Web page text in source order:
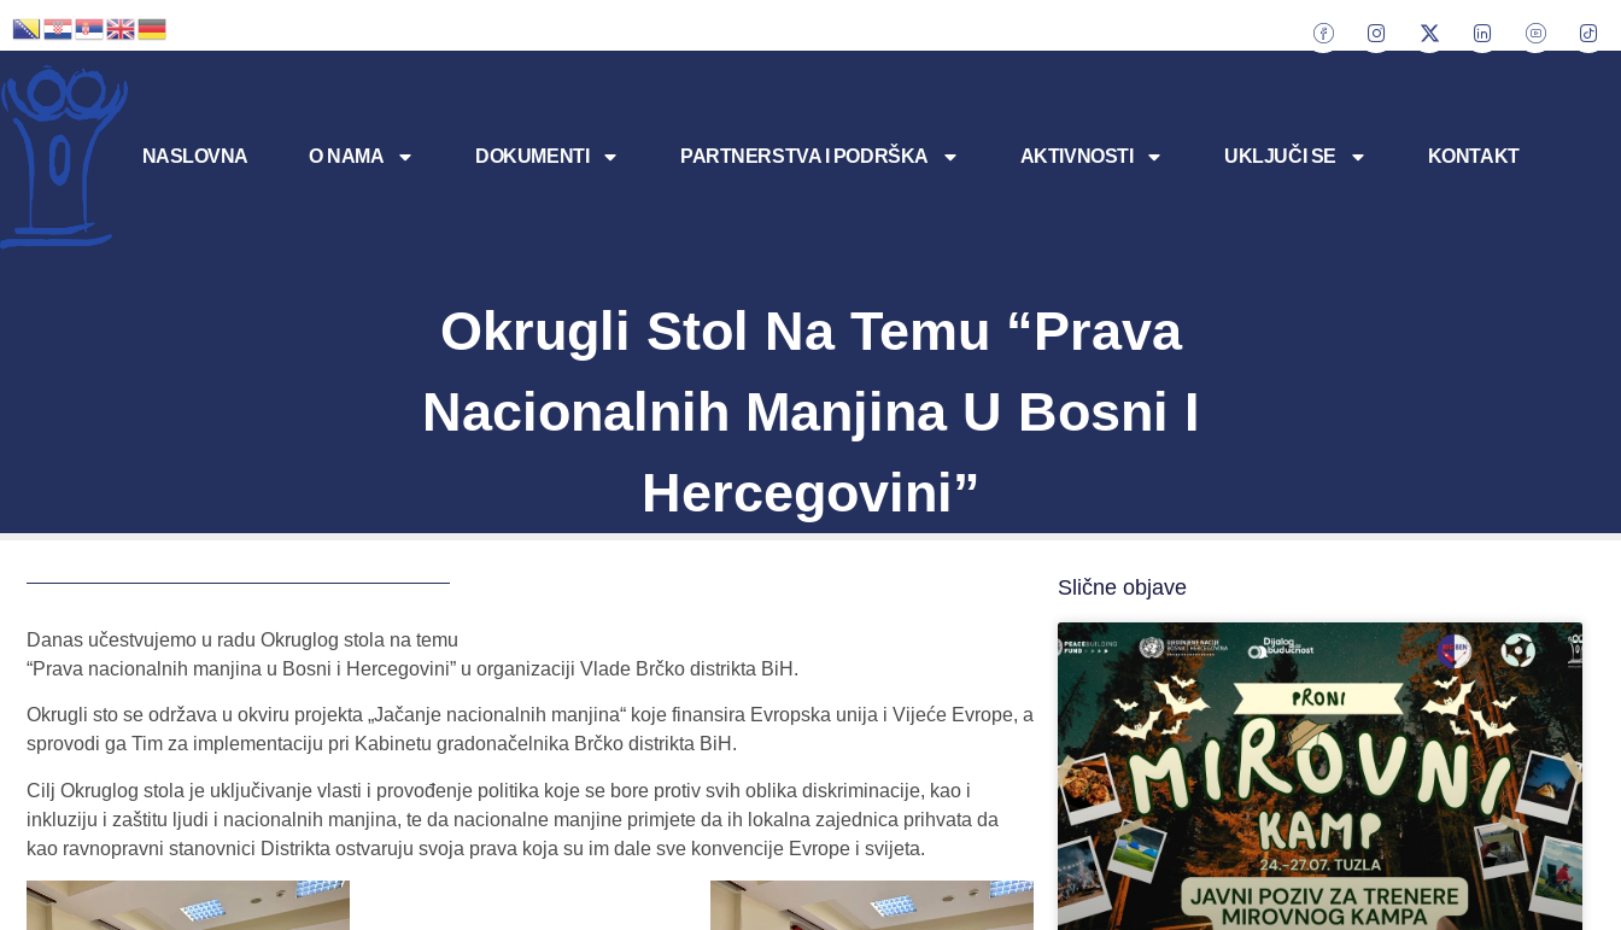
NASLOVNA O NAMA DOKUMENTI PARTNERSTVA I PODRŠKA AKTIVNOSTI UKLJUČI SE KONTAKT
Okrugli Stol Na Temu “Prava
Nacionalnih Manjina U Bosni I
Hercegovini”
Danas učestvujemo u radu Okruglog stola na temu
“Prava nacionalnih manjina u Bosni i Hercegovini” u organizaciji Vlade Brčko distrikta BiH.
Okrugli sto se održava u okviru projekta „Jačanje nacionalnih manjina“ koje finansira Evropska unija i Vijeće Evrope, a
sprovodi ga Tim za implementaciju pri Kabinetu gradonačelnika Brčko distrikta BiH.
Cilj Okruglog stola je uključivanje vlasti i provođenje politika koje se bore protiv svih oblika diskriminacije, kao i
inkluziju i zaštitu ljudi i nacionalnih manjina, te da nacionalne manjine primjete da ih lokalna zajednica prihvata da
kao ravnopravni stanovnici Distrikta ostvaruju svoja prava koja su im dale sve konvencije Evrope i svijeta.
Slične objave